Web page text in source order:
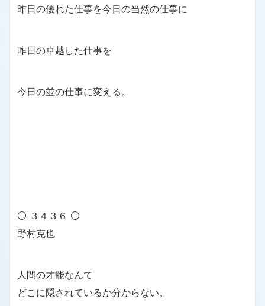
昨日の優れた仕事を今日の当然の仕事に
昨日の卓越した仕事を
今日の並の仕事に変える。
⚪ ３４３６ ⚪
野村克也
人間の才能なんて
どこに隠されているか分からない。